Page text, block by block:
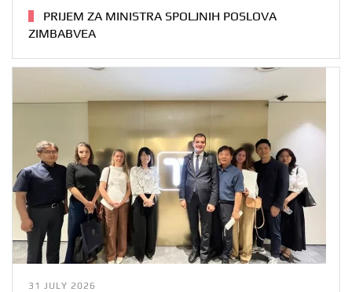
PRIJEM ZA MINISTRA SPOLJNIH POSLOVA
ZIMBABVEA
31 JULY 2026